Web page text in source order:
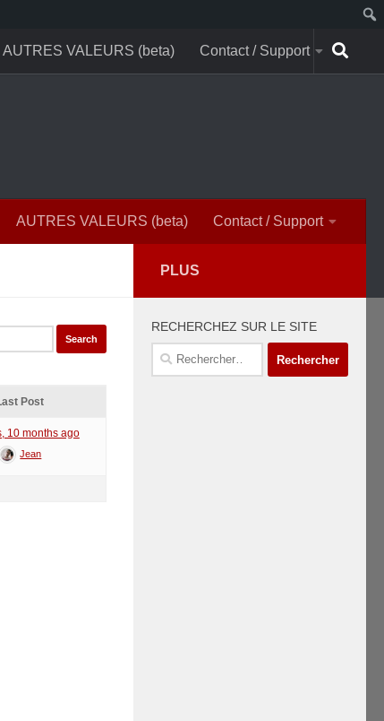
AUTRES VALEURS (beta) Contact / Support
AUTRES VALEURS (beta) Contact / Support
Post
10 months ago
Jean
PLUS
RECHERCHEZ SUR LE SITE
Rechercher :